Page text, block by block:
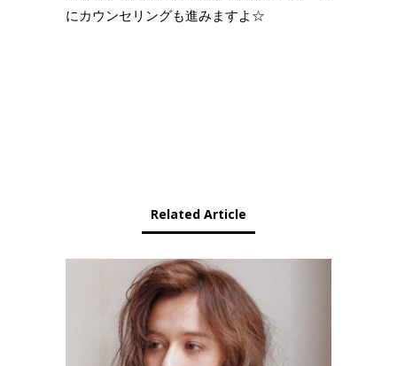
にカウンセリングも進みますよ☆
Related Article